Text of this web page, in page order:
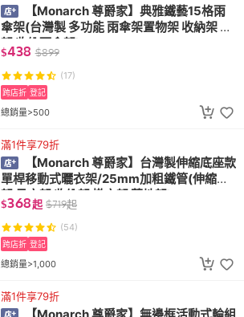
【Monarch 尊爵家】典雅鐵藝15格雨
傘架(台灣製 多功能 雨傘架置物架 收納架 傘
架 收納雨傘架)
$438 $899
(17)
總銷量>500
跨店折 登記
滿1件享79折
【Monarch 尊爵家】台灣製伸縮底座款
單桿移動式曬衣架/25mm加粗鐵管(伸縮衣
架 吊衣架 收納架 掛衣架 落地架)
$368起 $719起
(54)
總銷量>1,000
跨店折 登記
滿1件享79折